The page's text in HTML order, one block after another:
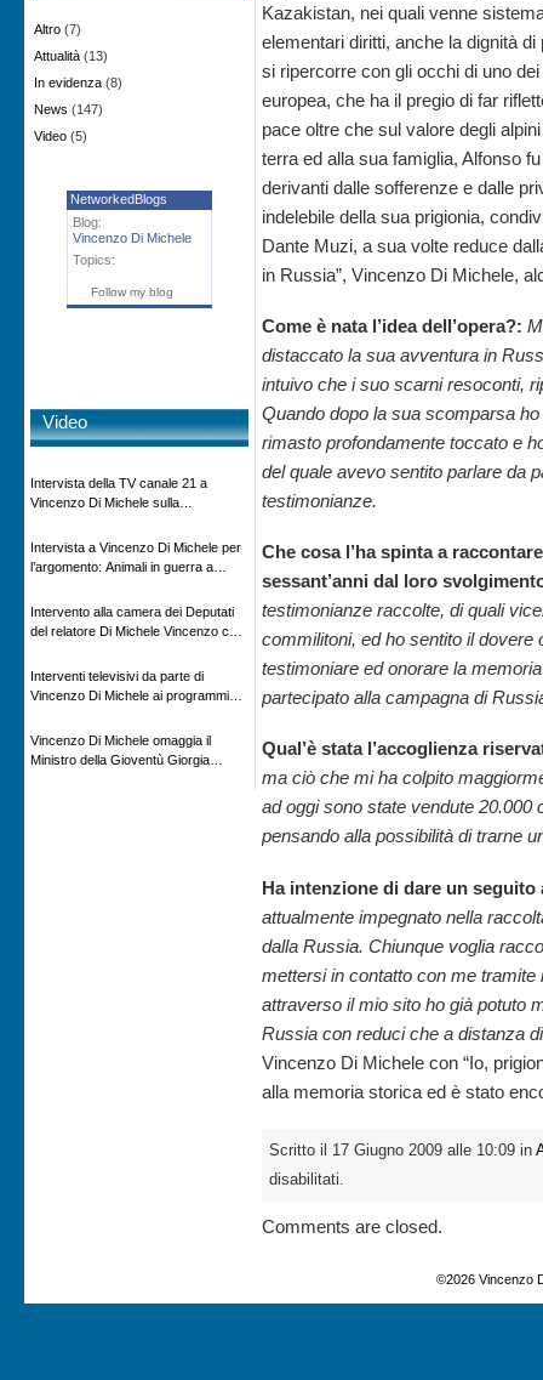
Altro (7)
Attualità (13)
In evidenza (8)
News (147)
Video (5)
NetworkedBlogs
Blog:
Vincenzo Di Michele
Topics:
Follow my blog
Video
Intervista della TV canale 21 a
Vincenzo Di Michele sulla
Intervista a Vincenzo Di Michele per
l’argomento: Animali in guerra a
in onda su Espansione TV
Intervento alla camera dei Deputati
del relatore Di Michele Vincenzo con
impatto ambientale e problematiche
sui veicoli storici e trattori d’epoca
Interventi televisivi da parte di
Vincenzo Di Michele ai programmi
rivisitazione della storia
Vincenzo Di Michele omaggia il
Ministro della Gioventù Giorgia
Kazakistan, nei quali venne
elementari diritti, anche la dignità
si ripercorre con gli occhi di uno
europea, che ha il pregio di far
pace oltre che sul valore degli
terra ed alla sua famiglia, Alfonso
derivanti dalle sofferenze e dalle
indelebile della sua prigionia,
Dante Muzi, a sua volte reduce
in Russia”, Vincenzo Di Michele,
Come è nata l’idea dell’opera?:
distaccato la sua avventura in
intuivo che i suo scarni resoconti,
Quando dopo la sua scomparsa
rimasto profondamente toccato e
del quale avevo sentito parlare da
testimonianze.
Che cosa l’ha spinta a
sessant’anni dal loro
testimonianze raccolte, di quali
commilitoni, ed ho sentito il dovere
testimoniare ed onorare la
partecipato alla campagna di
Qual’è stata l’accoglienza
ma ciò che mi ha colpito
ad oggi sono state vendute 20.000
pensando alla possibilità di trarne
Ha intenzione di dare un
attualmente impegnato nella
dalla Russia. Chiunque voglia
mettersi in contatto con me
attraverso il mio sito ho già potuto
Russia con reduci che a distanza
Vincenzo Di Michele con “Io,
alla memoria storica ed è stato
Scritto il 17 Giugno 2009 alle 10:09 in
disabilitati.
Comments are closed.
©2026 Vincenzo